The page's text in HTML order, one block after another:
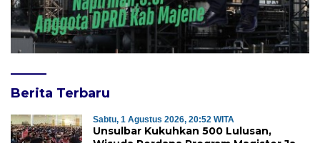
Berita Terbaru
Sabtu, 1 Agustus 2026, 20:52 WITA
Unsulbar Kukuhkan 500 Lulusan,